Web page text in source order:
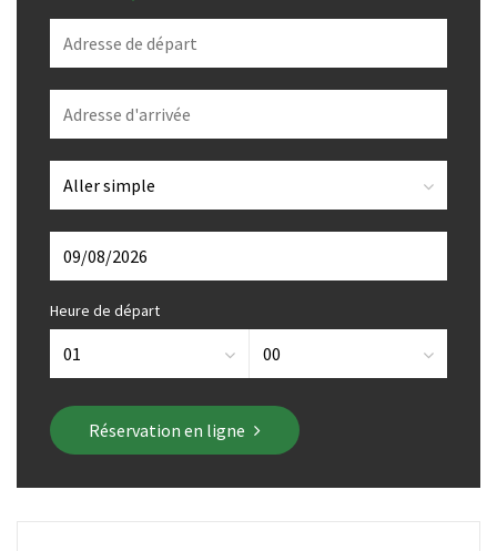
Heure de départ
Réservation en ligne